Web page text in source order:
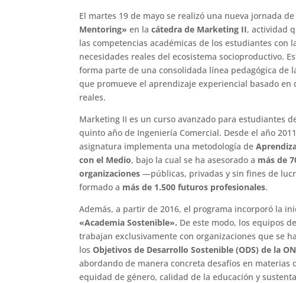
El martes 19 de mayo se realizó una nueva jornada de
Mentoring» en la cátedra de Marketing II, actividad
las competencias académicas de los estudiantes con
necesidades reales del ecosistema socioproductivo.
forma parte de una consolidada línea pedagógica de
que promueve el aprendizaje experiencial basado en
reales.
Marketing II es un curso avanzado para estudiantes
quinto año de Ingeniería Comercial. Desde el año
asignatura implementa una metodología de
con el Medio, bajo la cual se ha asesorado a más de
organizaciones —públicas, privadas y sin fines de
formado a más de 1.500 futuros profesionales.
Además, a partir de 2016, el programa incorporó la
«Academia Sostenible». De este modo, los equipos
trabajan exclusivamente con organizaciones que se
losObjetivos de Desarrollo Sostenible (ODS) de la
abordando de manera concreta desafíos en materias
equidad de género, calidad de la educación y